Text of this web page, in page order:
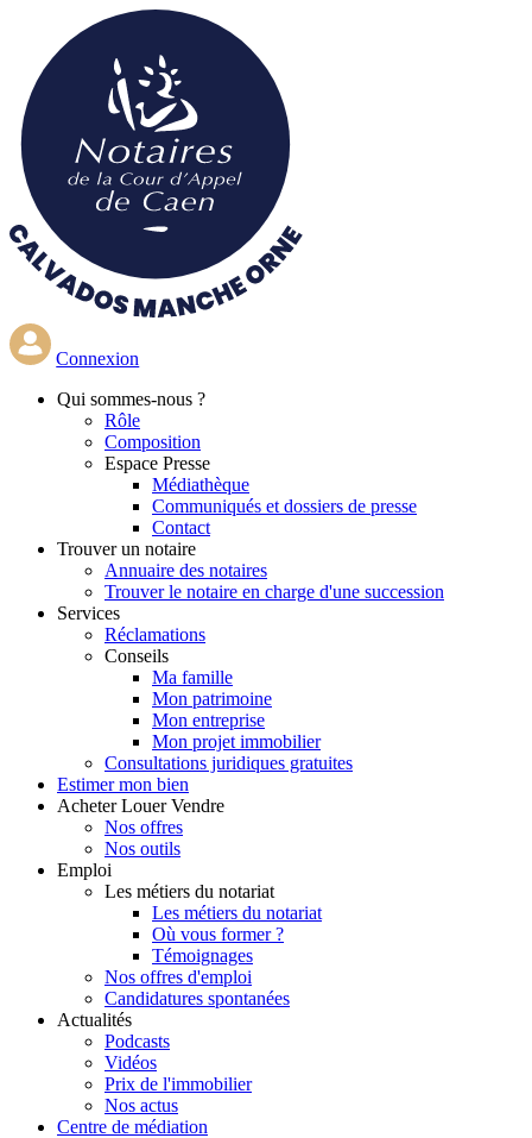
contenu
principal
Connexion
Qui sommes-nous ?
Rôle
Composition
Espace Presse
Médiathèque
Communiqués et dossiers de presse
Contact
Trouver un notaire
Annuaire des notaires
Trouver le notaire en charge d'une succession
Services
Réclamations
Conseils
Ma famille
Mon patrimoine
Mon entreprise
Mon projet immobilier
Consultations juridiques gratuites
Estimer mon bien
Acheter Louer Vendre
Nos offres
Nos outils
Emploi
Les métiers du notariat
Les métiers du notariat
Où vous former ?
Témoignages
Nos offres d'emploi
Candidatures spontanées
Actualités
Podcasts
Vidéos
Prix de l'immobilier
Nos actus
Centre de médiation